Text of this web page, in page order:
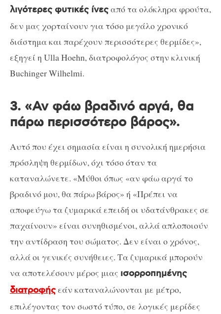
λιγότερες φυτικές ίνεςαπό τα ολόκληρα φρούτα,
δεν μας χορταίνουν για τόσο μεγάλο χρονικό
διάστημα και παρέχουν περισσότερες θερμίδες»,
εξηγεί η Ulla Hoehn, διατροφολόγος στην κλινική
Buchinger Wilhelmi.
3. «Αν φάω βραδινό αργά, θα
πάρω περισσότερο βάρος».
Αυτό που έχει σημασία είναι η συνολική ημερήσια
πρόσληψη θερμίδων, όχι τόσο όταν τα
καταναλώνετε. «Μύθοι όπως «αν φάω αργά το
βραδινό μου, θα πάρω βάρος» ή «Πρέπει να
αποφεύγω τα ζυμαρικά επειδή οι υδατάνθρακες σε
παχαίνουν» είναι συνηθισμένοι, αλλά απλοποιούν
την αντίδραση του σώματος. Δεν είναι ο χρόνος,
αλλά οι γενικές συνήθειες. Τα ζυμαρικά μπορούν
να αποτελέσουν μέρος μιας ισορροπημένης
διατροφήςεάν καταναλώνονται με μέτρο,
επιλέγοντας τον σωστό τύπο, σε λογικές μερίδες